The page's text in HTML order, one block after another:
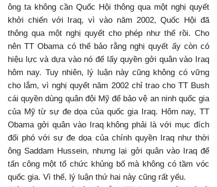
ông ta không cần Quốc Hội thông qua một nghị quyết
khởi chiến với Iraq, vì vào năm 2002, Quốc Hội đã
thông qua một nghị quyết cho phép như thế rồi. Cho
nên TT Obama có thể bảo rằng nghị quyết ấy còn có
hiệu lực và dựa vào nó để lấy quyền gởi quân vào Iraq
hôm nay. Tuy nhiên, lý luận này cũng không có vững
cho lắm, vì nghị quyết năm 2002 chỉ trao cho TT Bush
cái quyền dùng quân đội Mỹ để bảo vệ an ninh quốc gia
của Mỹ từ sự đe dọa của quốc gia Iraq. Hôm nay, TT
Obama gởi quân vào Iraq không phải là với mục đích
đối phó với sự đe dọa của chính quyền Iraq như thời
ông Saddam Hussein, nhưng lại gởi quân vào Iraq để
tấn công một tổ chức khủng bố mà không có tầm vóc
quốc gia. Vì thế, lý luận thứ hai này cũng rất yếu.